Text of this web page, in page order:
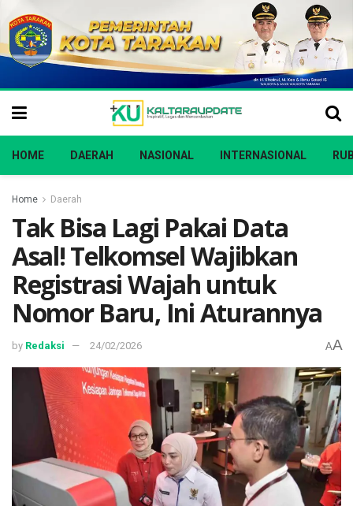
HOME DAERAH NASIONAL INTERNASIONAL
Home Daerah
Tak Bisa Lagi Pakai Data
Asal! Telkomsel Wajibkan
Registrasi Wajah untuk
Nomor Baru, Ini Aturannya
by Redaksi 24/02/2026 AA